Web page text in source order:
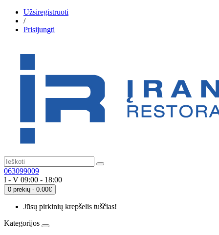
Užsiregistruoti
/
Prisijungti
063099009
I - V 09:00 - 18:00
0 prekių - 0.00€
Jūsų pirkinių krepšelis tuščias!
Kategorijos